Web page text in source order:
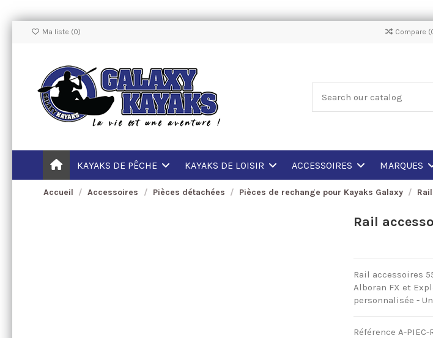
Ma liste (0) Compare (
KAYAKS DE PÊCHE KAYAKS DE LOISIR ACCESSOIRES MARQUES
Accueil Accessoires Pièces détachées Pièces de rechange pour Kayaks Galaxy
Rail
Rail accessoires
Alboran FX et
personnalisée -
Référence A-PIEC-